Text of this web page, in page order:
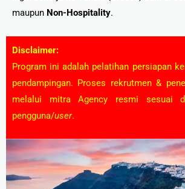
maupun Non-Hospitality.
Disclaimer:
Program ini adalah pelatihan persiapan
pendampingan. Proses rekrutmen &
melalui mitra Agency resmi sesuai
pengguna/user.